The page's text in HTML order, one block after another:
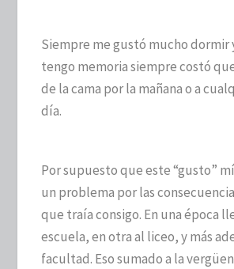
Siempre me gustó mucho dormir
tengo memoria siempre costó
de la cama por la mañana o a
día.
Por supuesto que este “gusto”
un problema por las
que traía consigo. En una época
escuela, en otra al liceo, y más
facultad. Eso sumado a la